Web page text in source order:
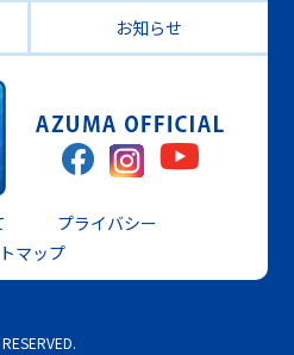
お知らせ
プライバシー
マップ